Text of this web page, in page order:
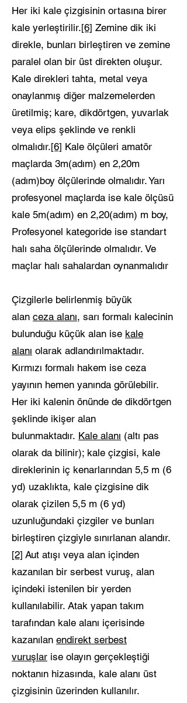
Her iki kale çizgisinin ortasına birer
kale yerleştirilir.[6] Zemine dik iki
direkle, bunları birleştiren ve zemine
paralel olan bir üst direkten oluşur.
Kale direkleri tahta, metal veya
onaylanmış diğer malzemelerden
üretilmiş; kare, dikdörtgen, yuvarlak
veya elips şeklinde ve renkli
olmalıdır.[6] Kale ölçüleri amatör
maçlarda 3m(adım) en 2,20m
(adım)boy ölçülerinde olmalıdır. Yarı
profesyonel maçlarda ise kale ölçüsü
kale 5m(adım) en 2,20(adım) m boy,
Profesyonel kategoride ise standart
halı saha ölçülerinde olmalıdır. Ve
maçlar halı sahalardan oynanmalıdır
Çizgilerle belirlenmiş büyük
alan ceza alanı, sarı formalı kalecinin
bulunduğu küçük alan ise kale
alanı olarak adlandırılmaktadır.
Kırmızı formalı hakem ise ceza
yayının hemen yanında görülebilir.
Her iki kalenin önünde de dikdörtgen
şeklinde ikişer alan
bulunmaktadır. Kale alanı (altı pas
olarak da bilinir); kale çizgisi, kale
direklerinin iç kenarlarından 5,5 m (6
yd) uzaklıkta, kale çizgisine dik
olarak çizilen 5,5 m (6 yd)
uzunluğundaki çizgiler ve bunları
birleştiren çizgiyle sınırlanan alandır.
[2] Aut atışı veya alan içinden
kazanılan bir serbest vuruş, alan
içindeki istenilen bir yerden
kullanılabilir. Atak yapan takım
tarafından kale alanı içerisinde
kazanılan endirekt serbest
vuruşlar ise olayın gerçekleştiği
noktanın hizasında, kale alanı üst
çizgisinin üzerinden kullanılır.